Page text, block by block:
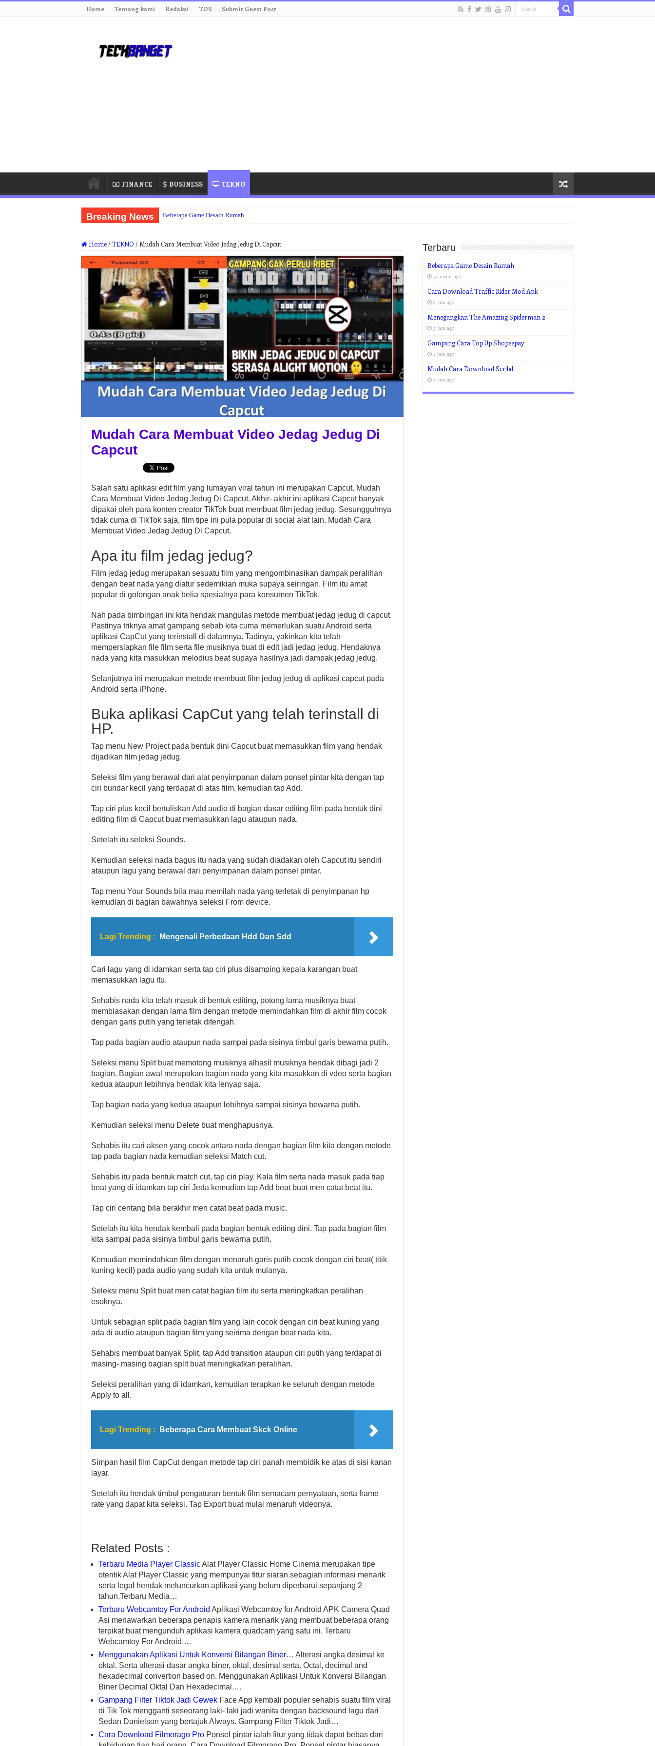
Home Tentang kami Redaksi TOS Submit Guest Post
FINANCE BUSINESS TEKNO
Breaking News Beberapa Game Desain Rumah
Home /TEKNO / Mudah Cara Membuat Video Jedag Jedug Di Capcut
Mudah Cara Membuat Video Jedag Jedug Di
Capcut
Salah satu aplikasi edit film yang lumayan viral tahun ini merupakan Capcut. Mudah
Cara Membuat Video Jedag Jedug Di Capcut. Akhir- akhir ini aplikasi Capcut banyak
dipakai oleh para konten creator TikTok buat membuat film jedag jedug. Sesungguhnya
tidak cuma di TikTok saja, film tipe ini pula popular di social alat lain. Mudah Cara
Membuat Video Jedag Jedug Di Capcut.
Apa itu film jedag jedug?
Film jedag jedug merupakan sesuatu film yang mengombinasikan dampak peralihan
dengan beat nada yang diatur sedemikian muka supaya seiringan. Film itu amat
popular di golongan anak belia spesialnya para konsumen TikTok.
Nah pada bimbingan ini kita hendak mangulas metode membuat jedag jedug di capcut.
Pastinya triknya amat gampang sebab kita cuma memerlukan suatu Android serta
aplikasi CapCut yang terinstall di dalamnya. Tadinya, yakinkan kita telah
mempersiapkan file film serta file musiknya buat di edit jadi jedag jedug. Hendaknya
nada yang kita masukkan melodius beat supaya hasilnya jadi dampak jedag jedug.
Selanjutnya ini merupakan metode membuat film jedag jedug di aplikasi capcut pada
Android serta iPhone.
Buka aplikasi CapCut yang telah terinstall di
HP.
Tap menu New Project pada bentuk dini Capcut buat memasukkan film yang hendak
dijadikan film jedag jedug.
Seleksi film yang berawal dari alat penyimpanan dalam ponsel pintar kita dengan tap
ciri bundar kecil yang terdapat di atas film, kemudian tap Add.
Tap ciri plus kecil bertuliskan Add audio di bagian dasar editing film pada bentuk dini
editing film di Capcut buat memasukkan lagu ataupun nada.
Setelah itu seleksi Sounds.
Kemudian seleksi nada bagus itu nada yang sudah diadakan oleh Capcut itu sendiri
ataupun lagu yang berawal dari penyimpanan dalam ponsel pintar.
Tap menu Your Sounds bila mau memilah nada yang terletak di penyimpanan hp
kemudian di bagian bawahnya seleksi From device.
Lagi Trending : Mengenali Perbedaan Hdd Dan Sdd
Cari lagu yang di idamkan serta tap ciri plus disamping kepala karangan buat
memasukkan lagu itu.
Sehabis nada kita telah masuk di bentuk editing, potong lama musiknya buat
membiasakan dengan lama film dengan metode memindahkan film di akhir film cocok
dengan garis putih yang terletak ditengah.
Tap pada bagian audio ataupun nada sampai pada sisinya timbul garis bewarna putih.
Seleksi menu Split buat memotong musiknya alhasil musiknya hendak dibagi jadi 2
bagian. Bagian awal merupakan bagian nada yang kita masukkan di vdeo serta bagian
kedua ataupun lebihnya hendak kita lenyap saja.
Tap bagian nada yang kedua ataupun lebihnya sampai sisinya bewarna putih.
Kemudian seleksi menu Delete buat menghapusnya.
Sehabis itu cari aksen yang cocok antara nada dengan bagian film kita dengan metode
tap pada bagian nada kemudian seleksi Match cut.
Sehabis itu pada bentuk match cut, tap ciri play. Kala film serta nada masuk pada tiap
beat yang di idamkan tap ciri Jeda kemudian tap Add beat buat men catat beat itu.
Tap ciri centang bila berakhir men catat beat pada music.
Setelah itu kita hendak kembali pada bagian bentuk editing dini. Tap pada bagian film
kita sampai pada sisinya timbul garis bewarna putih.
Kemudian memindahkan film dengan menaruh garis putih cocok dengan ciri beat( titik
kuning kecil) pada audio yang sudah kita untuk mulanya.
Seleksi menu Split buat men catat bagian film itu serta meningkatkan peralihan
esoknya.
Untuk sebagian split pada bagian film yang lain cocok dengan ciri beat kuning yang
ada di audio ataupun bagian film yang seirima dengan beat nada kita.
Sehabis membuat banyak Split, tap Add transition ataupun ciri putih yang terdapat di
masing- masing bagian split buat meningkatkan peralihan.
Seleksi peralihan yang di idamkan, kemudian terapkan ke seluruh dengan metode
Apply to all.
Lagi Trending : Beberapa Cara Membuat Skck Online
Simpan hasil film CapCut dengan metode tap ciri panah membidik ke atas di sisi kanan
layar.
Setelah itu hendak timbul pengaturan bentuk film semacam pernyataan, serta frame
rate yang dapat kita seleksi. Tap Export buat mulai menaruh videonya.
Related Posts :
Terbaru Media Player ClassicAlat Player Classic Home Cinema merupakan tipe
otentik Alat Player Classic yang mempunyai fitur siaran sebagian informasi menarik
serta legal hendak meluncurkan aplikasi yang belum diperbarui sepanjang 2
tahun.Terbaru Media…
Terbaru Webcamtoy For Android Aplikasi Webcamtoy for Android APK Camera Quad
Asi menawarkan beberapa penapis kamera menarik yang membuat beberapa orang
terpikat buat mengunduh aplikasi kamera quadcam yang satu ini. Terbaru
Webcamtoy For Android.…
Menggunakan Aplikasi Untuk Konversi Bilangan Biner… Alterasi angka desimal ke
oktal. Serta alterasi dasar angka biner, oktal, desimal serta. Octal, decimal and
hexadecimal convertion based on. Menggunakan Aplikasi Untuk Konversi Bilangan
Biner Decimal Oktal Dan Hexadecimal.…
Gampang Filter Tiktok Jadi Cewek Face App kembali populer sehabis suatu film viral
di Tik Tok mengganti seseorang laki- laki jadi wanita dengan backsound lagu dari
Sedan Danielson yang bertajuk Always. Gampang Filter Tiktok Jadi…
Cara Download Filmorago Pro Ponsel pintar ialah fitur yang tidak dapat bebas dari
Terbaru
Beberapa Game Desain Rumah
32 menit ago
Cara Download Traffic Rider Mod Apk
2 jam ago
Menegangkan The Amazing Spiderman 2
3 jam ago
Gampang Cara Top Up Shopeepay
4 jam ago
Mudah Cara Download Scribd
5 jam ago